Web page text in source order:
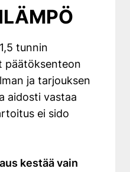
tunnin
päätöksenteon
ja tarjouksen
aidosti vastaa
ei sido
kestää vain